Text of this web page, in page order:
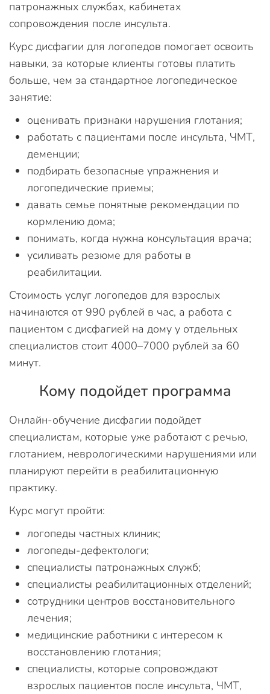
патронажных службах, кабинетах
сопровождения после инсульта.
Курс дисфагии для логопедов помогает освоить
навыки, за которые клиенты готовы платить
больше, чем за стандартное логопедическое
занятие:
оценивать признаки нарушения глотания;
работать с пациентами после инсульта, ЧМТ,
деменции;
подбирать безопасные упражнения и
логопедические приемы;
давать семье понятные рекомендации по
кормлению дома;
понимать, когда нужна консультация врача;
усиливать резюме для работы в
реабилитации.
Стоимость услуг логопедов для взрослых
начинаются от 990 рублей в час, а работа с
пациентом с дисфагией на дому у отдельных
специалистов стоит 4000–7000 рублей за 60
минут.
Кому подойдет программа
Онлайн-обучение дисфагии подойдет
специалистам, которые уже работают с речью,
глотанием, неврологическими нарушениями или
планируют перейти в реабилитационную
практику.
Курс могут пройти:
логопеды частных клиник;
логопеды-дефектологи;
специалисты патронажных служб;
специалисты реабилитационных отделений;
сотрудники центров восстановительного
лечения;
медицинские работники с интересом к
восстановлению глотания;
специалисты, которые сопровождают
взрослых пациентов после инсульта, ЧМТ,